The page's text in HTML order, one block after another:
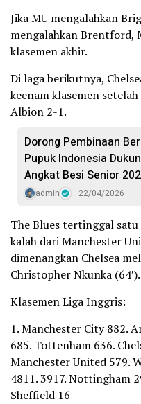
Jika MU mengalahkan
mengalahkan Brentford,
klasemen akhir.
Di laga berikutnya,
keenam klasemen
Albion 2-1.
Dorong Pembinaan
Pupuk Indonesia
Angkat Besi Senior
admin 22/04/2026
The Blues tertinggal
kalah dari Manchester
dimenangkan Chelsea
Christopher Nkunka (64′).
Klasemen Liga Inggris:
1. Manchester City 882.
685. Tottenham 636.
Manchester United 579.
4811. 3917. Nottingham
Sheffield 16